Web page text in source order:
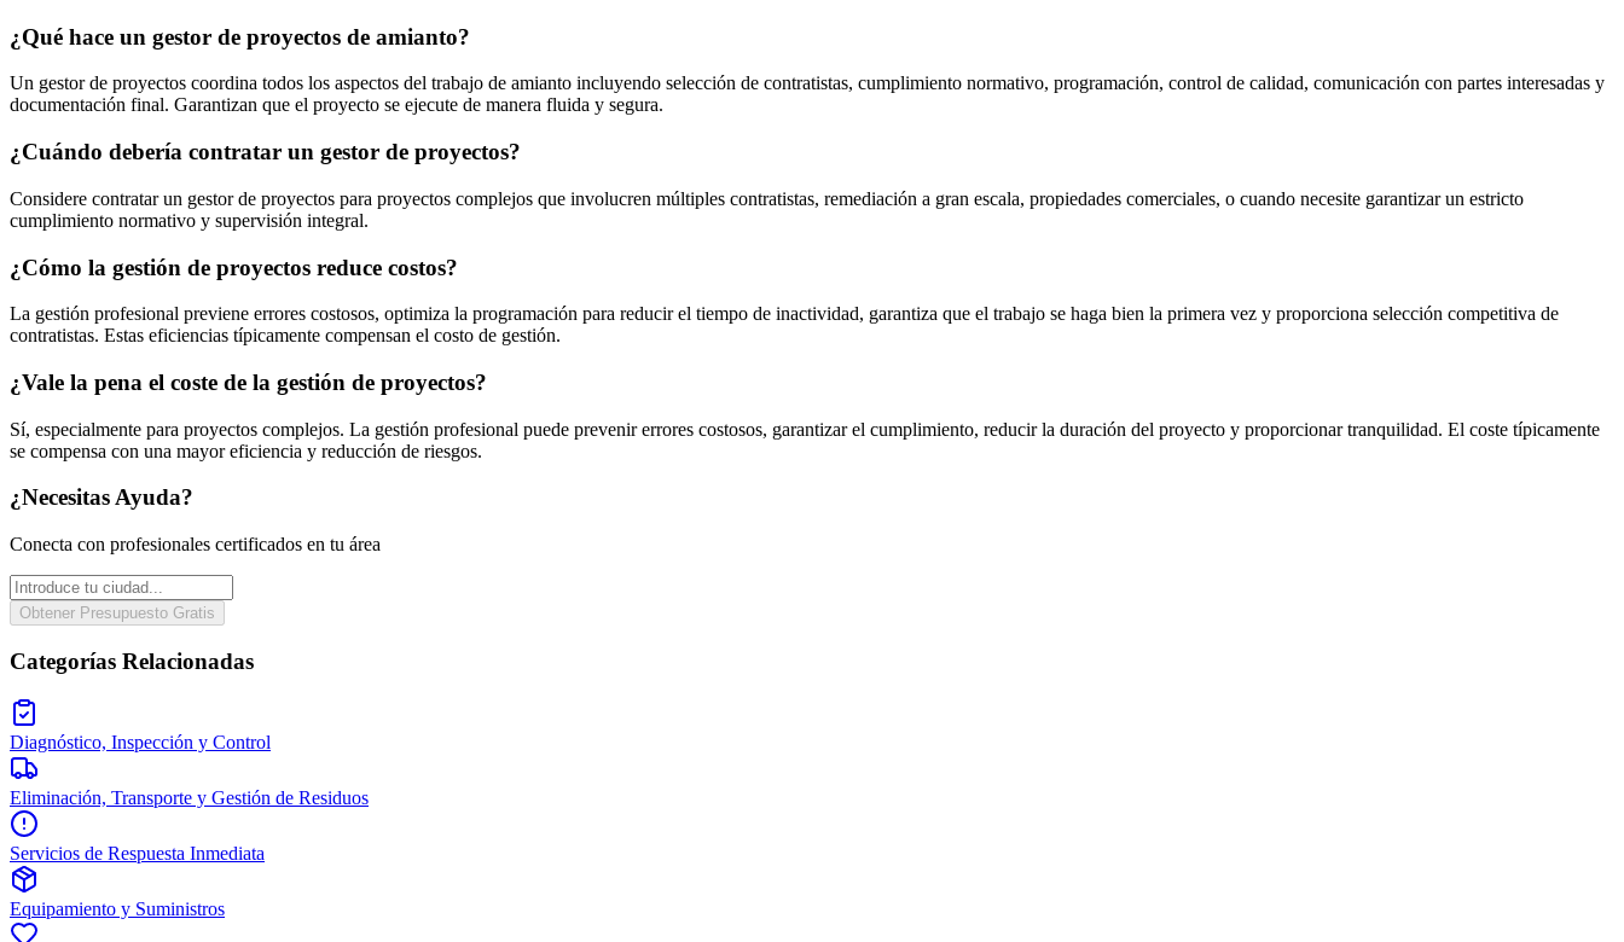
¿Qué hace un gestor de proyectos de amianto?
Un gestor de proyectos coordina todos los aspectos del trabajo de amianto incluyendo selección de contratistas, cumplimiento normativo, programación, control de calidad, comunicación con partes interesadas y
documentación final. Garantizan que el proyecto se ejecute de manera fluida y segura.
¿Cuándo debería contratar un gestor de proyectos?
Considere contratar un gestor de proyectos para proyectos complejos que involucren múltiples contratistas, remediación a gran escala, propiedades comerciales, o cuando necesite garantizar un estricto
cumplimiento normativo y supervisión integral.
¿Cómo la gestión de proyectos reduce costos?
La gestión profesional previene errores costosos, optimiza la programación para reducir el tiempo de inactividad, garantiza que el trabajo se haga bien la primera vez y proporciona selección competitiva de
contratistas. Estas eficiencias típicamente compensan el costo de gestión.
¿Vale la pena el coste de la gestión de proyectos?
Sí, especialmente para proyectos complejos. La gestión profesional puede prevenir errores costosos, garantizar el cumplimiento, reducir la duración del proyecto y proporcionar tranquilidad. El coste típicamente
se compensa con una mayor eficiencia y reducción de riesgos.
¿Necesitas Ayuda?
Conecta con profesionales certificados en tu área
Obtener Presupuesto Gratis
Categorías Relacionadas
Diagnóstico, Inspección y Control
Eliminación, Transporte y Gestión de Residuos
Servicios de Respuesta Inmediata
Equipamiento y Suministros